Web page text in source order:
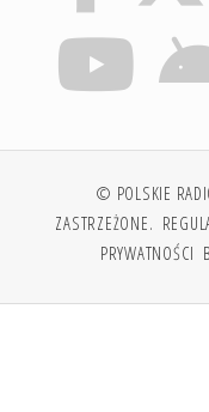
© POLSKIE
ZASTRZEŻONE.
PRYWATNOŚCI